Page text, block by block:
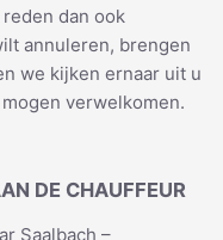
dan ook
annuleren, brengen
we kijken ernaar uit u
verwelkomen.
DE CHAUFFEUR
Saalbach –